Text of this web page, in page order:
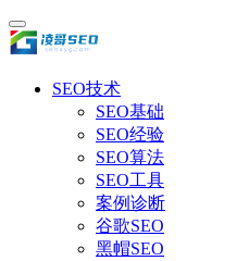
SEO技术
SEO基础
SEO经验
SEO算法
SEO工具
案例诊断
谷歌SEO
黑帽SEO